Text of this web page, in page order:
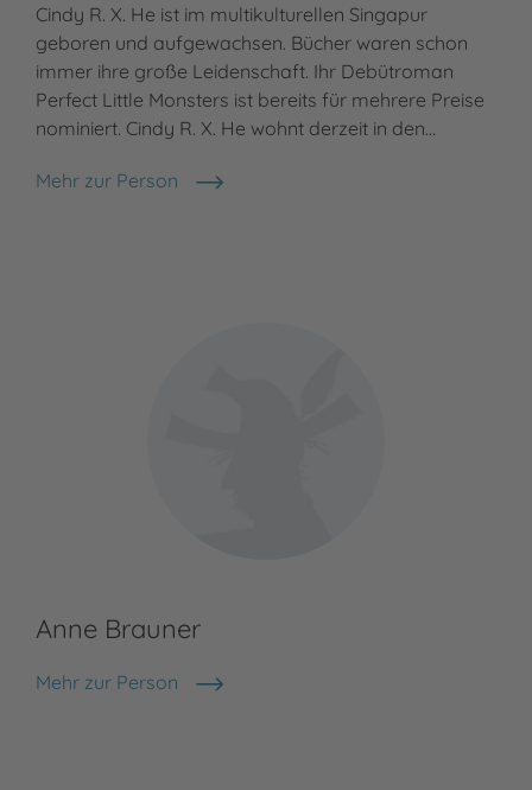
Cindy R. X. He ist im multikulturellen Singapur
geboren und aufgewachsen. Bücher waren schon
immer ihre große Leidenschaft. Ihr Debütroman
Perfect Little Monsters ist bereits für mehrere Preise
nominiert. Cindy R. X. He wohnt derzeit in den…
Mehr zur Person
Cindy R. X. He
Anne Brauner
Mehr zur Person
Anne Brauner